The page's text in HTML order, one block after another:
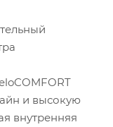
и высокую
внутренняя